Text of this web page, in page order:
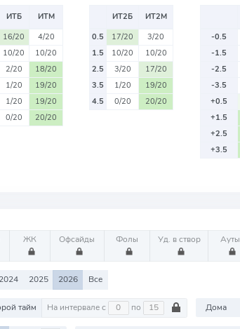
ИТБ
ИТМ
16/20
4/20
10/20
10/20
2/20
18/20
1/20
19/20
1/20
19/20
0/20 20/20
ИТ2Б
ИТ2М
0.5
17/20
3/20
1.5
10/20
10/20
2.5
3/20
17/20
3.5
1/20
19/20
4.5
0/20 20/20
-0.5
-1.5
-2.5
-3.5
+0.5
+1.5
+2.5
+3.5
ЖК Офсайды Фолы Уд. в створ Ауты
2024 2025 2026 Все
тайм На интервале с по Дома